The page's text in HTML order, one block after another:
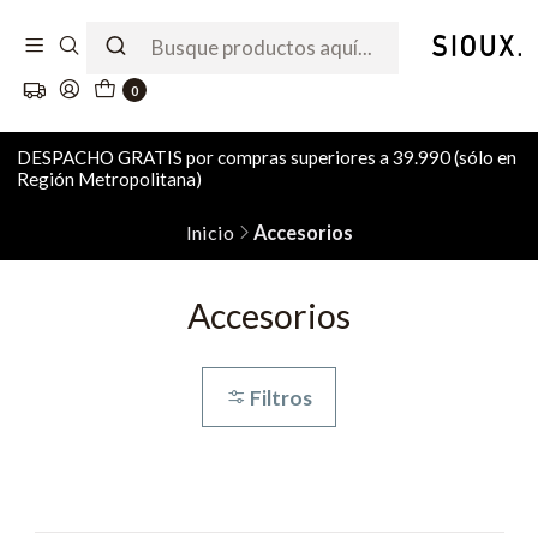
0
DESPACHO GRATIS por compras superiores a 39.990 (sólo en
Región Metropolitana)
Inicio Accesorios
Accesorios
Filtros